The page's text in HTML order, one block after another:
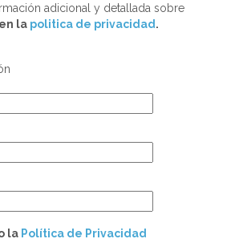
adicional y detallada sobre
la politica de privacidad.
la Política de Privacidad